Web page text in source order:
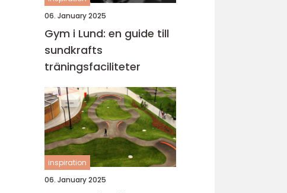
06. January 2025
Gym i Lund: en guide till
sundkrafts
träningsfaciliteter
inspiration
06. January 2025